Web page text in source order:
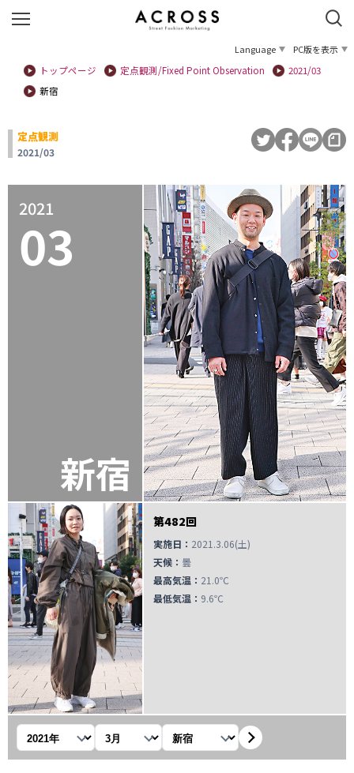
Language
PC版を表示
トップページ
定点観測/Fixed Point Observation
2021/03
新宿
定点観測
2021/03
2021
03
新宿
第482回
実施日： 2021.3.06(土)
天候： 曇
最高気温： 21.0℃
最低気温： 9.6℃
年を選択 月を選択 観測地を選択